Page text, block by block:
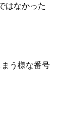
はなかった
う様な番号